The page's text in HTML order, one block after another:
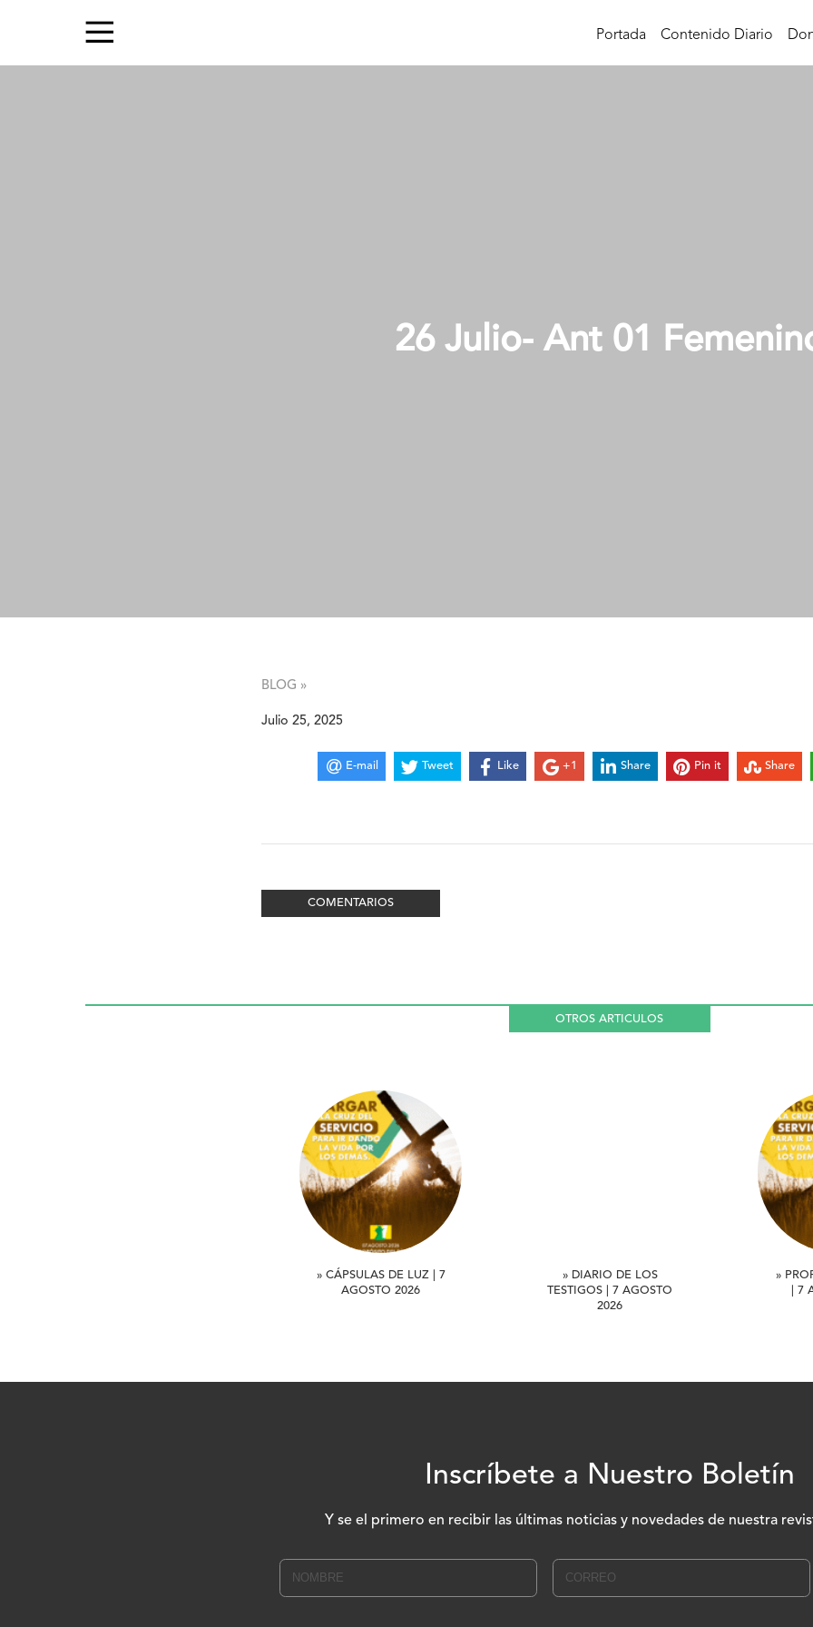
Portada Contenido Diario
26 Julio- Ant 01
BLOG »
Julio 25, 2025
E-mail Tweet Like +1 Share Pin it Share
COMENTARIOS
OTROS ARTICULOS
» CÁPSULAS DE LUZ | 7
AGOSTO 2026
» DIARIO DE LOS
TESTIGOS | 7 AGOSTO
2026
»
| 7
Inscríbete a Nuestro Boletín
Y se el primero en recibir las últimas noticias y novedades de nuestra